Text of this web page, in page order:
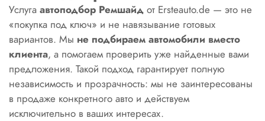
Услуга автоподбор Ремшайд от Ersteauto.de — это не
«покупка под ключ» и не навязывание готовых
вариантов. Мы не подбираем автомобили вместо
клиента, а помогаем проверить уже найденные вами
предложения. Такой подход гарантирует полную
независимость и прозрачность: мы не заинтересованы
в продаже конкретного авто и действуем
исключительно в ваших интересах.